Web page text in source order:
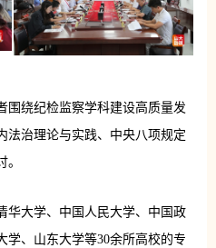
围绕纪检监察学科建设高质量发
法治理论与实践、中央八项规定
华大学、中国人民大学、中国政
学、山东大学等30余所高校的专